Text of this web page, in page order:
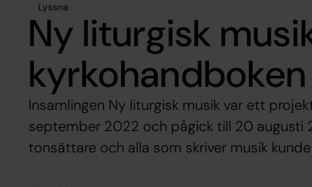
Lyssna
Ny liturgisk
kyrkohandboken
Insamlingen Ny liturgisk musik var ett
september 2022 och pågick till 20 augusti
tonsättare och alla som skriver musik